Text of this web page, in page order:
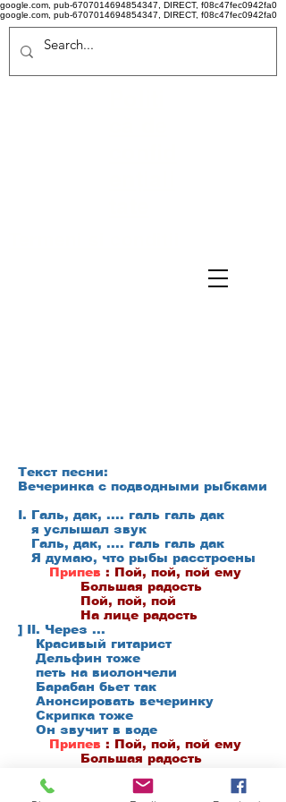
google.com, pub-6707014694854347, DIRECT, f08c47fec0942fa0
google.com, pub-6707014694854347, DIRECT, f08c47fec0942fa0
Текст песни:
Вечеринка с подводными рыбками
I. Галь, дак, .... галь галь дак
я услышал звук
Галь, дак, .... галь галь дак
Я думаю, что рыбы расстроены
Припев : Пой, пой, пой ему
Большая радость
Пой, пой, пой
На лице радость
] II. Через ...
Красивый гитарист
Дельфин тоже
петь на виолончели
Барабан бьет так
Анонсировать вечеринку
Скрипка тоже
Он звучит в воде
Припев : Пой, пой, пой ему
Большая радость
На лице радость